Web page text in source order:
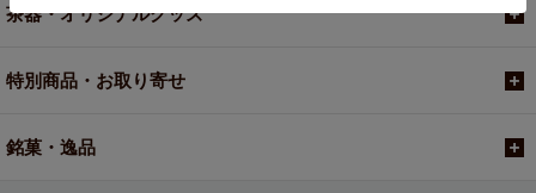
茶器・オリジナルグッズ
特別商品・お取り寄せ
銘菓・逸品